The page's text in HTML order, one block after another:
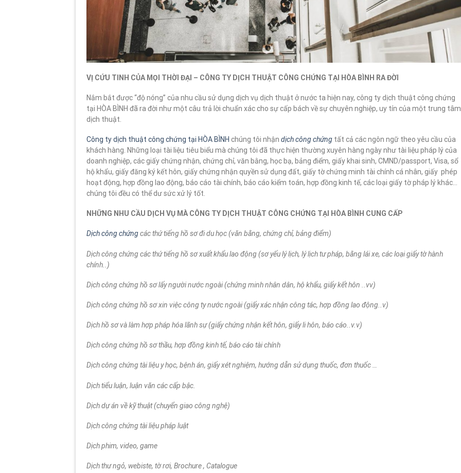
VỊ CỨU TINH CỦA MỌI THỜI ĐẠI – CÔNG TY DỊCH THUẬT CÔNG CHỨNG TẠI HÒA BÌNH RA ĐỜI
Nắm bắt được “độ nóng” của nhu cầu sử dụng dịch vụ dịch thuật ở nước ta hiện nay, công ty dịch thuật công chứng
tại HÒA BÌNH đã ra đời như một câu trả lời chuẩn xác cho sự cấp bách về sự chuyên nghiệp, uy tín của một trung tâm
dịch thuật.
Công ty dịch thuật công chứng tại HÒA BÌNH chúng tôi nhận dịch công chứng tất cả các ngôn ngữ theo yêu cầu của
khách hàng. Những loại tài liệu tiêu biểu mà chúng tôi đã thực hiện thường xuyên hàng ngày như tài liệu pháp lý của
doanh nghiệp, các giấy chứng nhận, chứng chỉ, văn bằng, học bạ, bảng điểm, giấy khai sinh, CMND/passport, Visa, sổ
hộ khẩu, giấy đăng ký kết hôn, giấy chứng nhận quyền sử dụng đất, giấy tờ chứng minh tài chính cá nhân, giấy phép
hoạt động, hợp đồng lao động, báo cáo tài chính, báo cáo kiểm toán, hợp đồng kinh tế, các loại giấy tờ pháp lý khác…
chúng tôi đều có thể dư sức xử lý tốt.
NHỮNG NHU CẦU DỊCH VỤ MÀ CÔNG TY DỊCH THUẬT CÔNG CHỨNG TẠI HÒA BÌNH CUNG CẤP
Dịch công chứngcác thứ tiếng hồ sơ đi du học (văn bằng, chứng chỉ, bảng điểm)
Dịch công chứng các thứ tiếng hồ sơ xuất khẩu lao động (sơ yếu lý lịch, lý lịch tư pháp, bằng lái xe, các loại giấy tờ hành
chính..)
Dịch công chứng hồ sơ lấy người nước ngoài (chứng minh nhân dân, hộ khẩu, giấy kết hôn ..vv)
Dịch công chứng hồ sơ xin việc công ty nước ngoài (giấy xác nhận công tác, hợp đồng lao động..v)
Dịch hồ sơ và làm hợp pháp hóa lãnh sự (giấy chứng nhận kết hôn, giấy li hôn, báo cáo..v.v)
Dịch công chứng hồ sơ thầu, hợp đồng kinh tế, báo cáo tài chính
Dịch công chứng tài liệu y học, bệnh án, giấy xét nghiệm, hướng dẫn sử dụng thuốc, đơn thuốc …
Dịch tiểu luận, luận văn các cấp bậc.
Dịch dự án về kỹ thuật (chuyển giao công nghệ)
Dịch công chứng tài liệu pháp luật
Dịch phim, video, game
Dịch thư ngỏ, webiste, tờ rơi, Brochure , Catalogue